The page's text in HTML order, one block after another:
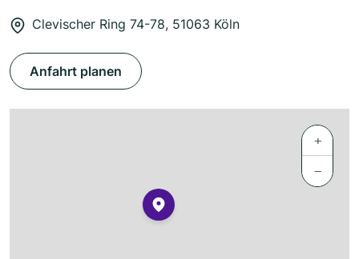
Clevischer Ring 74-78, 51063 Köln
Anfahrt planen
+
−